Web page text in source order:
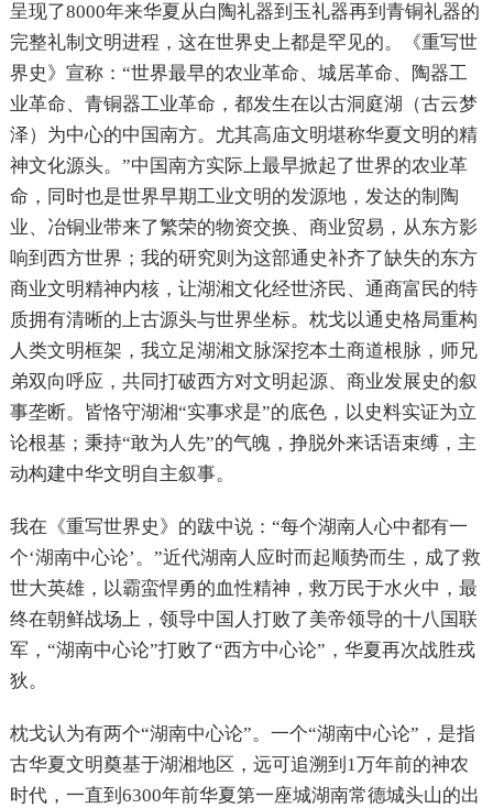
呈现了8000年来华夏从白陶礼器到玉礼器再到青铜礼器的
完整礼制文明进程，这在世界史上都是罕见的。《重写世
界史》宣称：“世界最早的农业革命、城居革命、陶器工
业革命、青铜器工业革命，都发生在以古洞庭湖（古云梦
泽）为中心的中国南方。尤其高庙文明堪称华夏文明的精
神文化源头。”中国南方实际上最早掀起了世界的农业革
命，同时也是世界早期工业文明的发源地，发达的制陶
业、冶铜业带来了繁荣的物资交换、商业贸易，从东方影
响到西方世界；我的研究则为这部通史补齐了缺失的东方
商业文明精神内核，让湖湘文化经世济民、通商富民的特
质拥有清晰的上古源头与世界坐标。枕戈以通史格局重构
人类文明框架，我立足湖湘文脉深挖本土商道根脉，师兄
弟双向呼应，共同打破西方对文明起源、商业发展史的叙
事垄断。皆恪守湖湘“实事求是”的底色，以史料实证为立
论根基；秉持“敢为人先”的气魄，挣脱外来话语束缚，主
动构建中华文明自主叙事。
我在《重写世界史》的跋中说：“每个湖南人心中都有一
个‘湖南中心论’。”近代湖南人应时而起顺势而生，成了救
世大英雄，以霸蛮悍勇的血性精神，救万民于水火中，最
终在朝鲜战场上，领导中国人打败了美帝领导的十八国联
军，“湖南中心论”打败了“西方中心论”，华夏再次战胜戎
狄。
枕戈认为有两个“湖南中心论”。一个“湖南中心论”，是指
古华夏文明奠基于湖湘地区，远可追溯到1万年前的神农
时代，一直到6300年前华夏第一座城湖南常德城头山的出